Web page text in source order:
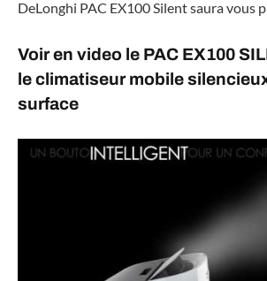
DeLonghi PAC EX100 Silent saura vous
Voir en video le PAC EX100
le climatiseur mobile
surface